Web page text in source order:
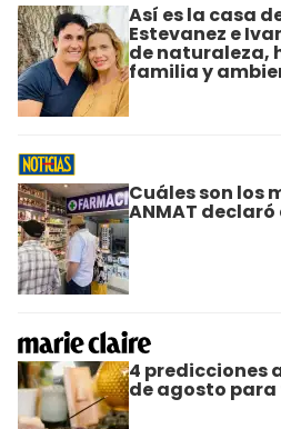
Así es la casa
Estevanez e
de naturaleza,
familia y
Cuáles son los
ANMAT
4 predicciones
de agosto